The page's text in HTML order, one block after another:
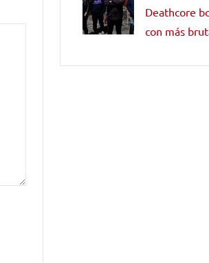
Deathcore
con más